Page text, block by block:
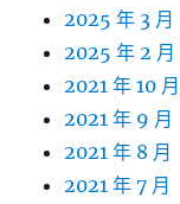
2025 年 3 月
2025 年 2 月
2021 年 10 月
2021 年 9 月
2021 年 8 月
2021 年 7 月